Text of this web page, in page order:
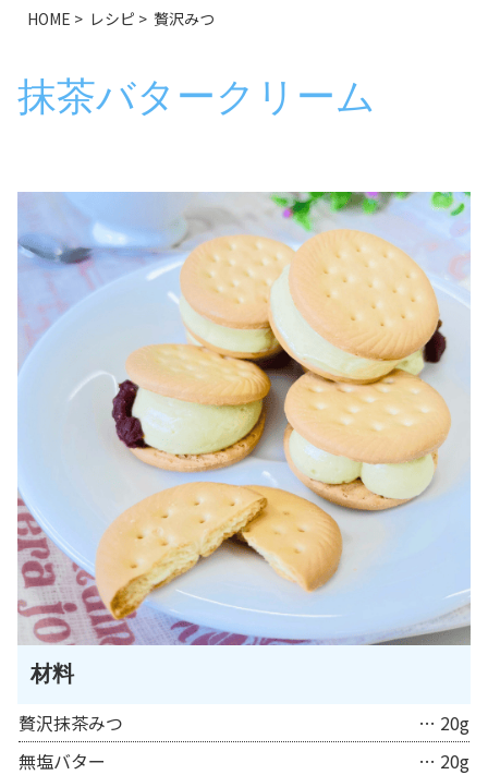
HOME > レシピ > 贅沢みつ
抹茶バタークリーム
材料
贅沢抹茶みつ
… 20g
無塩バター
… 20g